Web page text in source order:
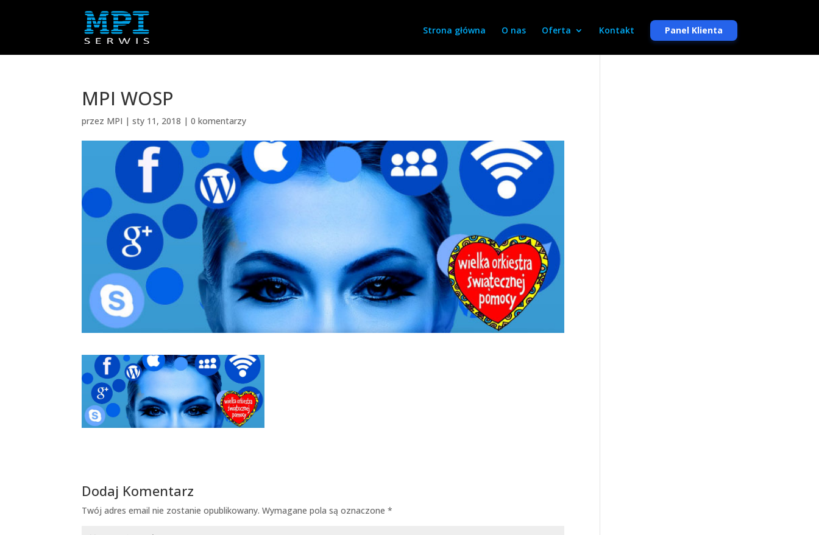
Strona główna O nas Oferta Kontakt Panel Klienta
MPI WOSP
przez MPI |sty 11, 2018 |0 komentarzy
Dodaj Komentarz
Twój adres email nie zostanie opublikowany. Wymagane pola są oznaczone*